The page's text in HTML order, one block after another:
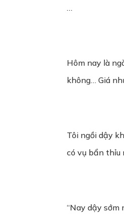
…
Hôm nay là
không… Giá
Tôi ngồi dậy
có vụ bẩn thỉu
“Nay dậy sớm